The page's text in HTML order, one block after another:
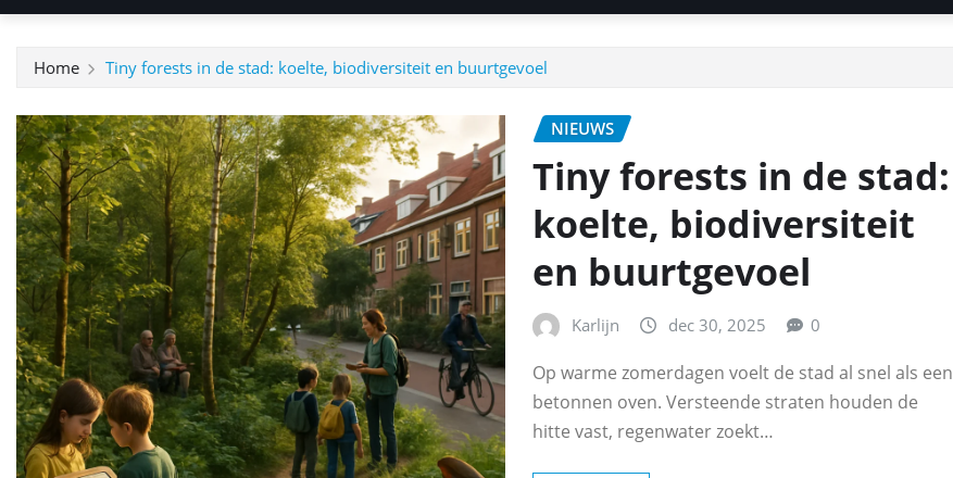
Home Tiny forests in de stad: koelte, biodiversiteit en buurtgevoel
NIEUWS
Tiny forests in de stad:
koelte, biodiversiteit
en buurtgevoel
Karlijn dec 30, 2025 0
Op warme zomerdagen voelt de stad al snel als een
betonnen oven. Versteende straten houden de
hitte vast, regenwater zoekt…